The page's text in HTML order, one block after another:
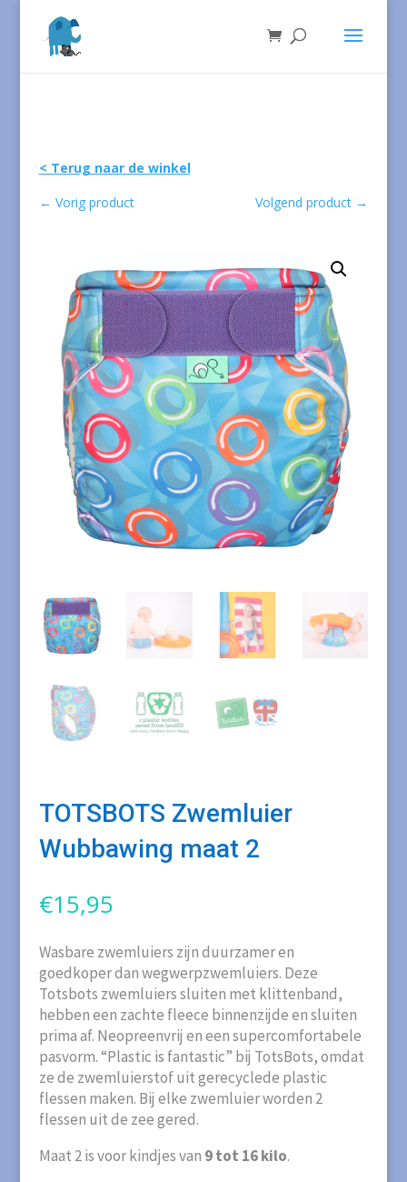
< Terug naar de winkel
← Vorig product Volgend product →
TOTSBOTS Zwemluier
Wubbawing maat 2
€15,95
Wasbare zwemluiers zijn duurzamer en
goedkoper dan wegwerpzwemluiers. Deze
Totsbots zwemluiers sluiten met klittenband,
hebben een zachte fleece binnenzijde en sluiten
prima af. Neopreenvrij en een supercomfortabele
pasvorm. “Plastic is fantastic” bij TotsBots, omdat
ze de zwemluierstof uit gerecyclede plastic
flessen maken. Bij elke zwemluier worden 2
flessen uit de zee gered.
Maat 2 is voor kindjes van 9 tot 16 kilo.